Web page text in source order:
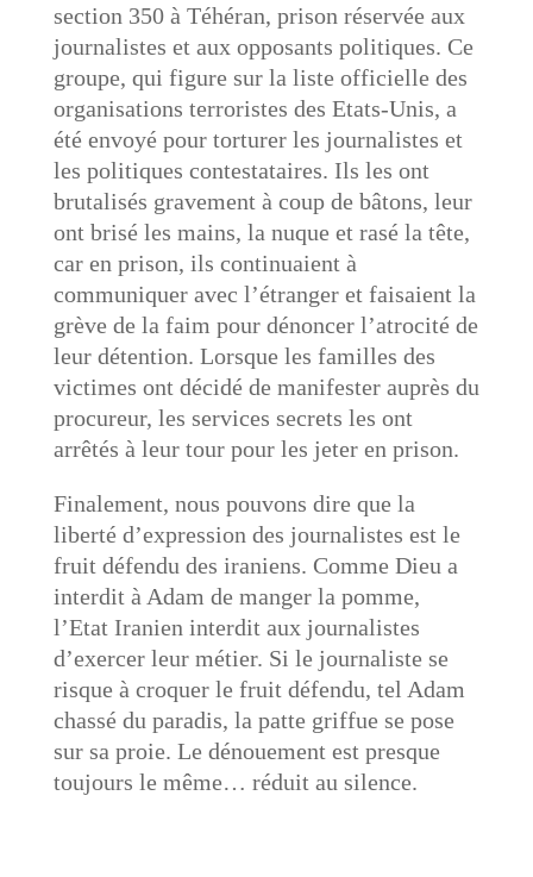
section 350 à Téhéran, prison réservée aux
journalistes et aux opposants politiques. Ce
groupe, qui figure sur la liste officielle des
organisations terroristes des Etats-Unis, a
été envoyé pour torturer les journalistes et
les politiques contestataires. Ils les ont
brutalisés gravement à coup de bâtons, leur
ont brisé les mains, la nuque et rasé la tête,
car en prison, ils continuaient à
communiquer avec l’étranger et faisaient la
grève de la faim pour dénoncer l’atrocité de
leur détention. Lorsque les familles des
victimes ont décidé de manifester auprès du
procureur, les services secrets les ont
arrêtés à leur tour pour les jeter en prison.
Finalement, nous pouvons dire que la
liberté d’expression des journalistes est le
fruit défendu des iraniens. Comme Dieu a
interdit à Adam de manger la pomme,
l’Etat Iranien interdit aux journalistes
d’exercer leur métier. Si le journaliste se
risque à croquer le fruit défendu, tel Adam
chassé du paradis, la patte griffue se pose
sur sa proie. Le dénouement est presque
toujours le même… réduit au silence.​